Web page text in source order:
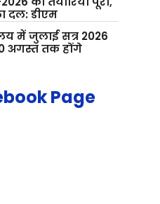
दल: डीएम
में जुलाई सत्र 2026
अगस्त तक होंगे
Page